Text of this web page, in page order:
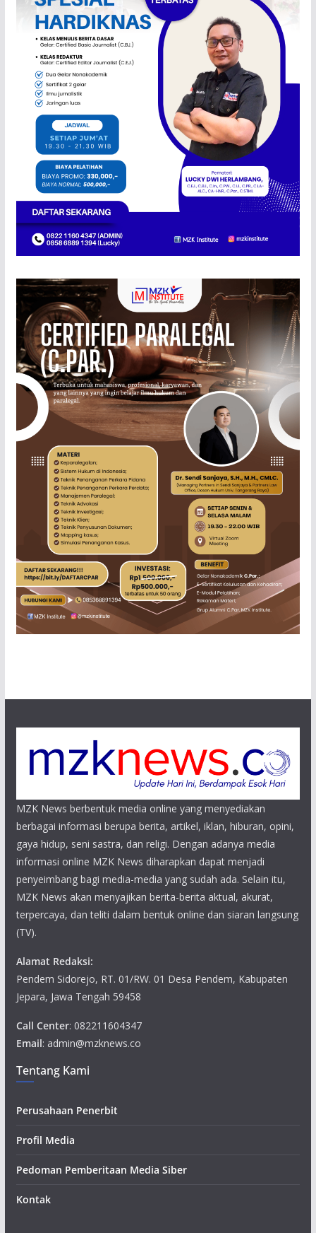
MZK News berbentuk media online yang menyediakan
berbagai informasi berupa berita, artikel, iklan, hiburan, opini,
gaya hidup, seni sastra, dan religi. Dengan adanya media
informasi online MZK News diharapkan dapat menjadi
penyeimbang bagi media-media yang sudah ada. Selain itu,
MZK News akan menyajikan berita-berita aktual, akurat,
terpercaya, dan teliti dalam bentuk online dan siaran langsung
(TV).
Alamat Redaksi:
Pendem Sidorejo, RT. 01/RW. 01 Desa Pendem, Kabupaten
Jepara, Jawa Tengah 59458
Call Center: 082211604347
Email: admin@mzknews.co
Tentang Kami
Perusahaan Penerbit
Profil Media
Pedoman Pemberitaan Media Siber
Kontak